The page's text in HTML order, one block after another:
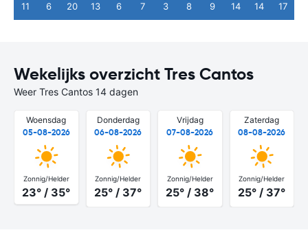
11 6 20 13 6 7 3 8 9 14 14 17
Wekelijks overzicht Tres Cantos
Weer Tres Cantos 14 dagen
Woensdag
05-08-2026
Zonnig/Helder
23° / 35°
Donderdag
06-08-2026
Zonnig/Helder
25° / 37°
Vrijdag
07-08-2026
Zonnig/Helder
25° / 38°
Zaterdag
08-08-2026
Zonnig/Helder
25° / 37°